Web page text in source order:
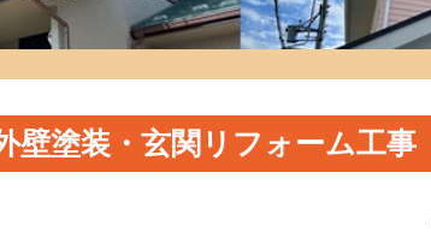
塗装・玄関リフォーム工事